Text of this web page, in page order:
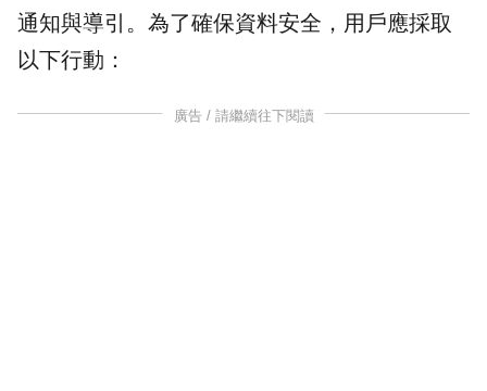
通知與導引。為了確保資料安全，用戶應採取
以下行動：
廣告 / 請繼續往下閱讀